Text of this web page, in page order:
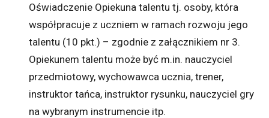
Oświadczenie Opiekuna talentu tj. osoby, która
współpracuje z uczniem w ramach rozwoju jego
talentu (10 pkt.) – zgodnie z załącznikiem nr 3.
Opiekunem talentu może być m.in. nauczyciel
przedmiotowy, wychowawca ucznia, trener,
instruktor tańca, instruktor rysunku, nauczyciel gry
na wybranym instrumencie itp.